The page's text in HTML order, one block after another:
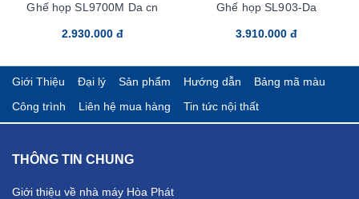
Ghế họp SL9700M Da cn
2.930.000 đ
Ghế họp SL903-Da
3.910.000 đ
Giới Thiệu Đại lý Sản phẩm Hướng dẫn
Bảng mã màu
Công trình
Liên hệ mua hàng Tin tức nội thất
THÔNG TIN CHUNG
Giới thiệu về nhà máy Hòa Phát